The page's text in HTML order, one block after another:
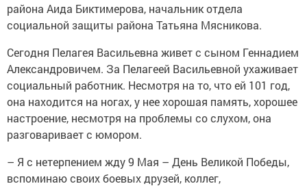
района Аида Биктимерова, начальник отдела
социальной защиты района Татьяна Мясникова.
Сегодня Пелагея Васильевна живет с сыном Геннадием
Александровичем. За Пелагеей Васильевной ухаживает
социальный работник. Несмотря на то, что ей 101 год,
она находится на ногах, у нее хорошая память, хорошее
настроение, несмотря на проблемы со слухом, она
разговаривает с юмором.
– Я с нетерпением жду 9 Мая – День Великой Победы,
вспоминаю своих боевых друзей, коллег,